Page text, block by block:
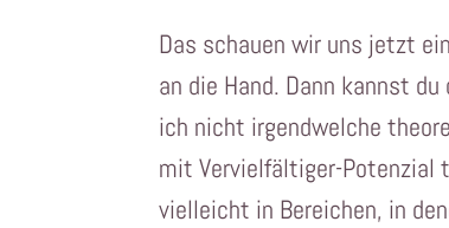
Das schauen wir uns jetzt
an die Hand. Dann kannst
ich nicht irgendwelche
mit Vervielfältiger-Potenzial
vielleicht in Bereichen, in